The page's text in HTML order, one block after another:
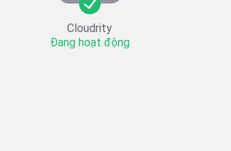
Cloudrity
Đang hoạt động